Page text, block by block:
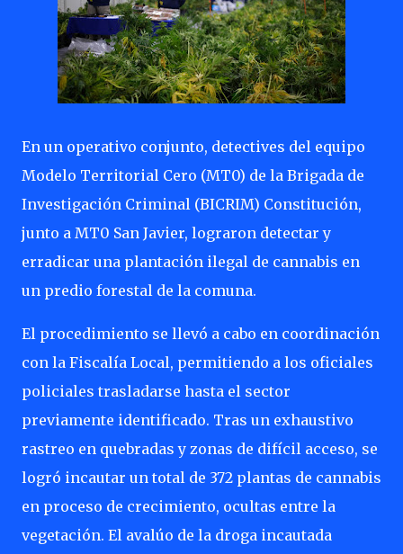
En un operativo conjunto, detectives del equipo
Modelo Territorial Cero (MT0) de la Brigada de
Investigación Criminal (BICRIM) Constitución,
junto a MT0 San Javier, lograron detectar y
erradicar una plantación ilegal de cannabis en
un predio forestal de la comuna.
El procedimiento se llevó a cabo en coordinación
con la Fiscalía Local, permitiendo a los oficiales
policiales trasladarse hasta el sector
previamente identificado. Tras un exhaustivo
rastreo en quebradas y zonas de difícil acceso, se
logró incautar un total de 372 plantas de cannabis
en proceso de crecimiento, ocultas entre la
vegetación. El avalúo de la droga incautada